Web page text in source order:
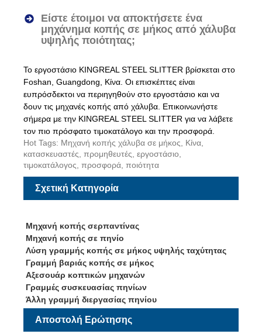
Είστε έτοιμοι να αποκτήσετε ένα
μηχάνημα κοπής σε μήκος από χάλυβα
υψηλής ποιότητας;
Το εργοστάσιο KINGREAL STEEL SLITTER βρίσκεται στο
Foshan, Guangdong, Κίνα. Οι επισκέπτες είναι
ευπρόσδεκτοι να περιηγηθούν στο εργοστάσιο και να
δουν τις μηχανές κοπής από χάλυβα. Επικοινωνήστε
σήμερα με την KINGREAL STEEL SLITTER για να λάβετε
τον πιο πρόσφατο τιμοκατάλογο και την προσφορά.
Hot Tags: Μηχανή κοπής χάλυβα σε μήκος, Κίνα,
κατασκευαστές, προμηθευτές, εργοστάσιο,
τιμοκατάλογος, προσφορά, ποιότητα
Σχετική Κατηγορία
Μηχανή κοπής σερπαντίνας
Μηχανή κοπής σε πηνίο
Λύση γραμμής κοπής σε μήκος υψηλής ταχύτητας
Γραμμή βαριάς κοπής σε μήκος
Αξεσουάρ κοπτικών μηχανών
Γραμμές συσκευασίας πηνίων
Άλλη γραμμή διεργασίας πηνίου
Αποστολή Ερώτησης